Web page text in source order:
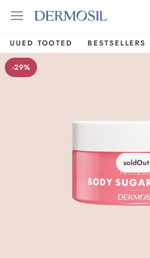
UUED TOOTED BESTSELLERS
soldOut
-29%